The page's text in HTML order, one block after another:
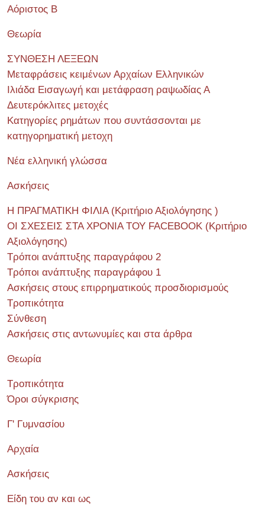
Αόριστος Β
Θεωρία
ΣΥΝΘΕΣΗ ΛΕΞΕΩΝ
Μεταφράσεις κειμένων Αρχαίων Ελληνικών
Ιλιάδα Εισαγωγή και μετάφραση ραψωδίας Α
Δευτερόκλιτες μετοχές
Κατηγορίες ρημάτων που συντάσσονται με
κατηγορηματική μετοχη
Νέα ελληνική γλώσσα
Ασκήσεις
Η ΠΡΑΓΜΑΤΙΚΗ ΦΙΛΙΑ (Κριτήριο Αξιολόγησης )
ΟΙ ΣΧΕΣΕΙΣ ΣΤΑ ΧΡΟΝΙΑ ΤΟΥ FACEBOOK (Kριτήριο
Αξιολόγησης)
Τρόποι ανάπτυξης παραγράφου 2
Τρόποι ανάπτυξης παραγράφου 1
Ασκήσεις στους επιρρηματικούς προσδιορισμούς
Τροπικότητα
Σύνθεση
Ασκήσεις στις αντωνυμίες και στα άρθρα
Θεωρία
Τροπικότητα
Όροι σύγκρισης
Γ' Γυμνασίου
Αρχαία
Ασκήσεις
Είδη του αν και ως